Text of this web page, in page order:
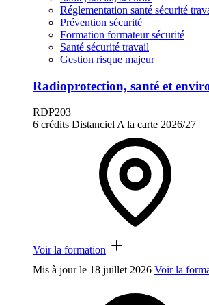
Réglementation santé sécurité
Prévention sécurité
Formation formateur sécurité
Santé sécurité travail
Gestion risque majeur
Radioprotection, santé et
RDP203
6 crédits DistancielA la carte 2026/27
Voir la formation
Mis à jour le 18 juillet 2026 Voir la